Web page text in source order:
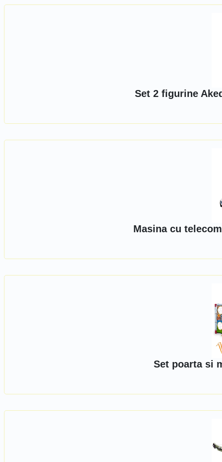
Set 2 figurine
Masina cu
Set poarta si